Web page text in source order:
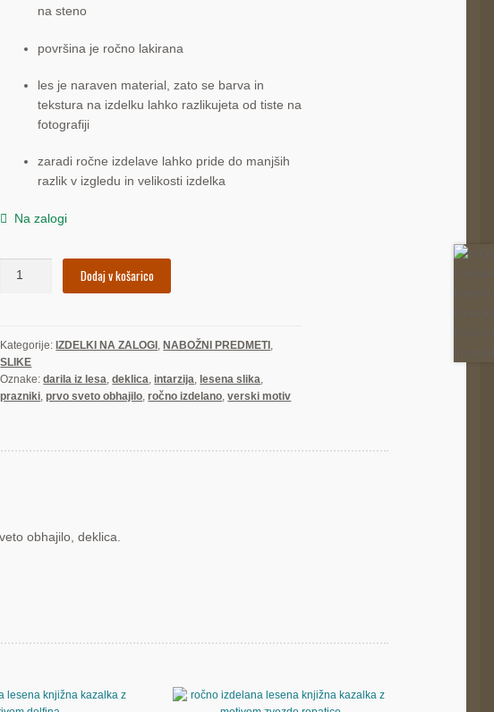
na steno
površina je ročno lakirana
les je naraven material, zato se barva in
tekstura na izdelku lahko razlikujeta od tiste na
fotografiji
zaradi ročne izdelave lahko pride do manjših
razlik v izgledu in velikosti izdelka
Na zalogi
(slika)
količina
Dodaj v košarico
Kategorije:IZDELKI NA ZALOGI ,NABOŽNI PREDMETI
SLIKE
Oznake:darila iz lesa ,deklica ,intarzija ,lesena slika
prazniki ,prvo sveto obhajilo ,ročno izdelano ,verski motiv
obhajilo, deklica.